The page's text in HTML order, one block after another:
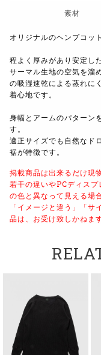
素材
オリジナルのヘンプコッ
程よく厚みがあり安定し
サーマル生地の空気を溜
の吸湿速乾による蒸れに
着心地です。
身幅とアームのパターン
す。
適正サイズでも自然なド
裾が特徴です。
掲載商品は出来るだけ現
若干の違いやPCディス
の色と異なって見える場
「イメージと違う」「
品は、お受け致しかねま